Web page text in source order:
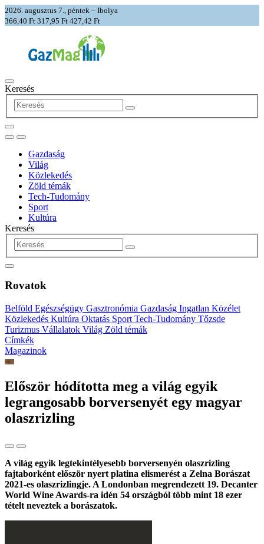
2026. augusztus 7., péntek – Ibolya
366,40 Ft 317,95 Ft 427,42 Ft
Keresés
Gazdaság
Világ
Közlekedés
Zöld témák
Tech-Tudomány
Sport
Kultúra
Keresés
Rovatok
Belföld Egészségügy Gasztronómia Gazdaság Ingatlan Közélet
Közlekedés Kultúra Oktatás Sport Tech-Tudomány Tőzsde
Turizmus Vállalatok Világ Zöld témák
Címkék
Magazinok
Először hódította meg a világ egyik
legrangosabb borversenyét egy magyar
olaszrizling
A világ egyik legtekintélyesebb borversenyén olaszrizling
fajtaborként először nyert platina elismerést a Zelna Borászat
2021-es olaszrizlingje. A Londonban megrendezett 19. Decanter
World Wine Awards-ra idén 54 országból több mint 18 ezer
tételt neveztek a borászatok.